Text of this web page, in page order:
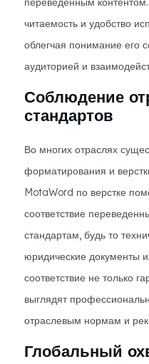
читаемость и удобство
облегчая понимание его
аудиторией и
Соблюдение
стандартов
Во многих отраслях
форматирования и
MotaWord по верстке
соответствие
стандартам, будь то
юридические документы
соответствие не только
выглядят
отраслевым нормам и
Глобальный